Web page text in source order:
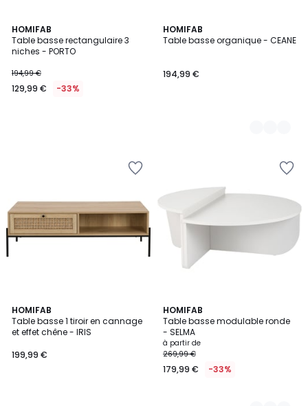
HOMIFAB
Table basse rectangulaire 3
niches - PORTO
194,99 €
129,99 € -33%
HOMIFAB
Table basse organique - CEANE
194,99 €
4
Couleurs
HOMIFAB
Table basse 1 tiroir en cannage
et effet chêne - IRIS
199,99 €
HOMIFAB
Table basse modulable ronde
- SELMA
à partir de
269,99 €
179,99 € -33%
6
Couleurs